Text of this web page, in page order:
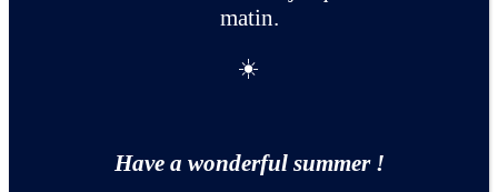
matin.
☀️
Have a wonderful summer !